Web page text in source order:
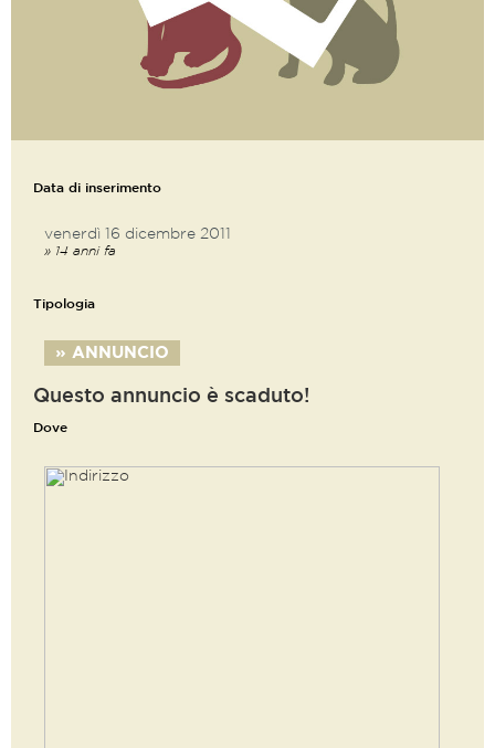
Data di inserimento
venerdì 16 dicembre 2011
» 14 anni fa
Tipologia
» ANNUNCIO
Questo annuncio è scaduto!
Dove